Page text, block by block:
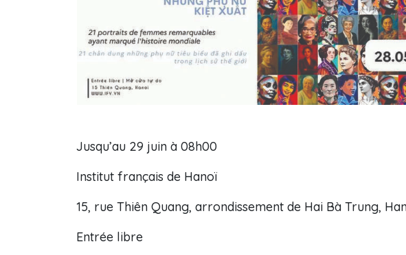
Jusqu’au 29 juin à 08h00
Institut français de Hanoï
15, rue Thiên Quang, arrondissement de Hai Bà Trung,
Entrée libre